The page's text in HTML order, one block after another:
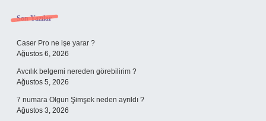
Sidebar
Son Yazılar
Caser Pro ne işe yarar ?
Ağustos 6, 2026
Avcılık belgemi nereden görebilirim ?
Ağustos 5, 2026
7 numara Olgun Şimşek neden ayrıldı ?
Ağustos 3, 2026